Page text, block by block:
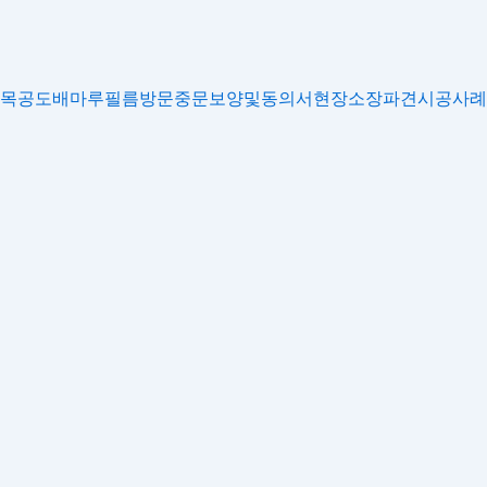
목공 도배마루필름방문중문 보양및동의서현장소장파견시공사례